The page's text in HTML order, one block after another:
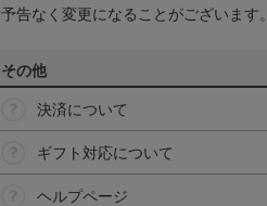
予告なく変更になることがございます。
その他
決済について
ギフト対応について
ヘルプページ